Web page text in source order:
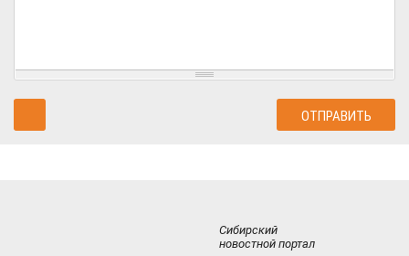
Сибирский
новостной портал